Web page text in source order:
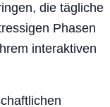
die tägliche
Phasen
interaktiven